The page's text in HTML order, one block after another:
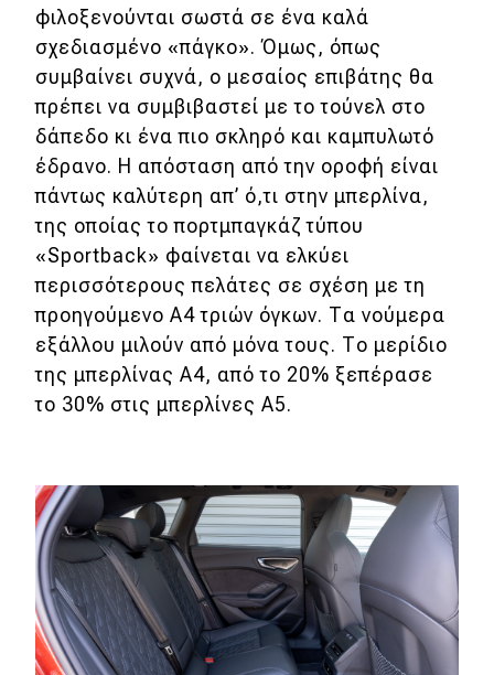
φιλοξενούνται σωστά σε ένα καλά
σχεδιασμένο «πάγκο». Όμως, όπως
συμβαίνει συχνά, ο μεσαίος επιβάτης θα
πρέπει να συμβιβαστεί με το τούνελ στο
δάπεδο κι ένα πιο σκληρό και καμπυλωτό
έδρανο. Η απόσταση από την οροφή είναι
πάντως καλύτερη απ’ ό,τι στην μπερλίνα,
της οποίας το πορτμπαγκάζ τύπου
«Sportback» φαίνεται να ελκύει
περισσότερους πελάτες σε σχέση με τη
προηγούμενο A4 τριών όγκων. Τα νούμερα
εξάλλου μιλούν από μόνα τους. Το μερίδιο
της μπερλίνας Α4, από το 20% ξεπέρασε
το 30% στις μπερλίνες Α5.